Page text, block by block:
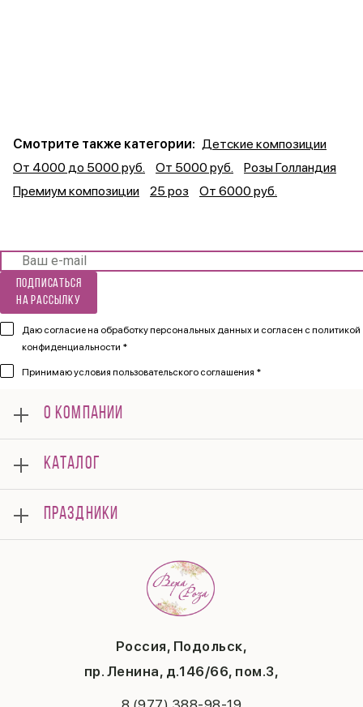
Смотрите также категории: Детские композиции
От 4000 до 5000 руб.
От 5000 руб.
Розы Голландия
Премиум композиции
25 роз От 6000 руб.
Подписаться
на рассылку
Даю согласие на обработку персональных данных и согласен с политикой
конфиденциальности *
Принимаюусловия пользовательского соглашения *
Россия, Подольск,
пр. Ленина, д.146/66, пом.3,
О КОМПАНИИ
Мероприятия
Корпоративным клиентам
Оплата
Доставка
Отзывы
Политика конфиденциальности
КАТАЛОГ
Композиции
Подарки
ПРАЗДНИКИ
Последний звонок